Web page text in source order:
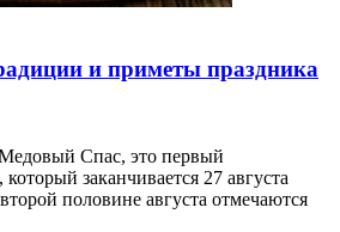
и приметы праздника
Медовый Спас, это первый
заканчивается 27 августа
половине августа отмечаются